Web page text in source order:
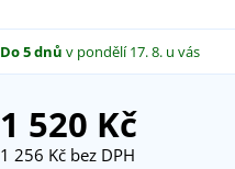
Do 5 dnů v pondělí 17. 8. u vás
1 520 Kč
1 256 Kčbez DPH